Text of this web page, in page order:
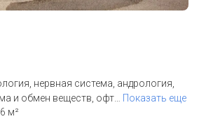
нервная система, андрология,
и обмен веществ, офт… Показать еще
м²